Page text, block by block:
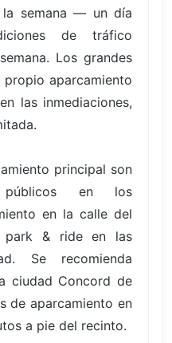
semana — un día
de tráfico
Los grandes
propio aparcamiento
las inmediaciones,
principal son
públicos en los
en la calle del
park & ride en las
Se recomienda
ciudad Concord de
de aparcamiento en
a pie del recinto.